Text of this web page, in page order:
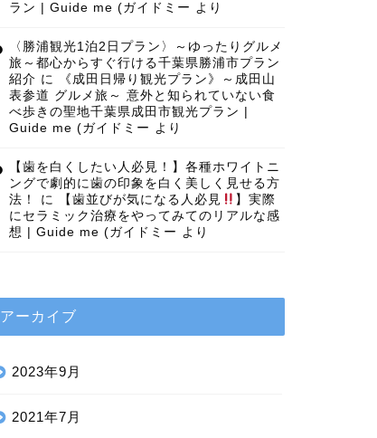
ラン | Guide me (ガイドミー より
〈勝浦観光1泊2日プラン〉～ゆったりグルメ
旅～都心からすぐ行ける千葉県勝浦市プラン
紹介 に
《成田日帰り観光プラン》～成田山
表参道 グルメ旅～ 意外と知られていない食
べ歩きの聖地千葉県成田市観光プラン |
Guide me (ガイドミー より
【歯を白くしたい人必見！】各種ホワイトニ
ングで劇的に歯の印象を白く美しく見せる方
法！
に 【歯並びが気になる人必見
】実際
にセラミック治療をやってみてのリアルな感
想 | Guide me (ガイドミー より
アーカイブ
2023年9月
2021年7月